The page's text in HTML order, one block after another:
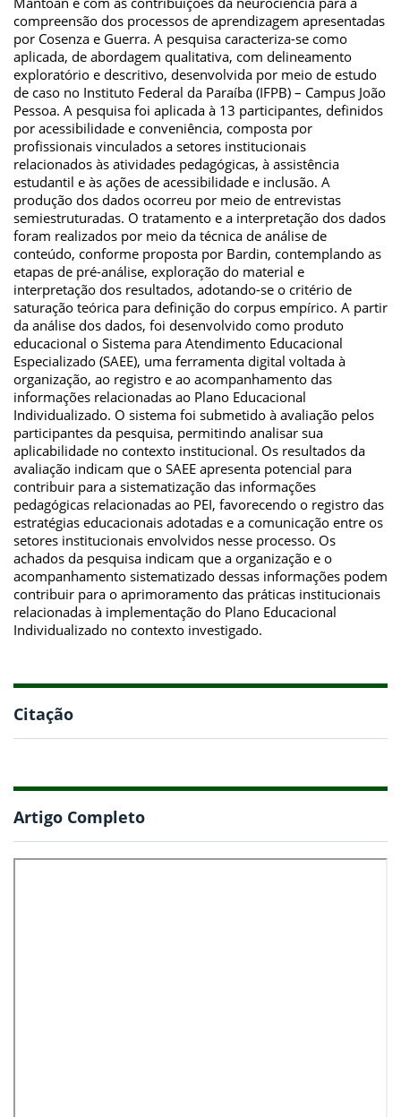
compreensão dos processos de aprendizagem apresentadas
por Cosenza e Guerra. A pesquisa caracteriza-se como
aplicada, de abordagem qualitativa, com delineamento
exploratório e descritivo, desenvolvida por meio de estudo
de caso no Instituto Federal da Paraíba (IFPB) – Campus João
Pessoa. A pesquisa foi aplicada à 13 participantes, definidos
por acessibilidade e conveniência, composta por
profissionais vinculados a setores institucionais
relacionados às atividades pedagógicas, à assistência
estudantil e às ações de acessibilidade e inclusão. A
produção dos dados ocorreu por meio de entrevistas
semiestruturadas. O tratamento e a interpretação dos dados
foram realizados por meio da técnica de análise de
conteúdo, conforme proposta por Bardin, contemplando as
etapas de pré-análise, exploração do material e
interpretação dos resultados, adotando-se o critério de
saturação teórica para definição do corpus empírico. A partir
da análise dos dados, foi desenvolvido como produto
educacional o Sistema para Atendimento Educacional
Especializado (SAEE), uma ferramenta digital voltada à
organização, ao registro e ao acompanhamento das
informações relacionadas ao Plano Educacional
Individualizado. O sistema foi submetido à avaliação pelos
participantes da pesquisa, permitindo analisar sua
aplicabilidade no contexto institucional. Os resultados da
avaliação indicam que o SAEE apresenta potencial para
contribuir para a sistematização das informações
pedagógicas relacionadas ao PEI, favorecendo o registro das
estratégias educacionais adotadas e a comunicação entre os
setores institucionais envolvidos nesse processo. Os
achados da pesquisa indicam que a organização e o
acompanhamento sistematizado dessas informações podem
contribuir para o aprimoramento das práticas institucionais
relacionadas à implementação do Plano Educacional
Individualizado no contexto investigado.
Citação
Artigo Completo